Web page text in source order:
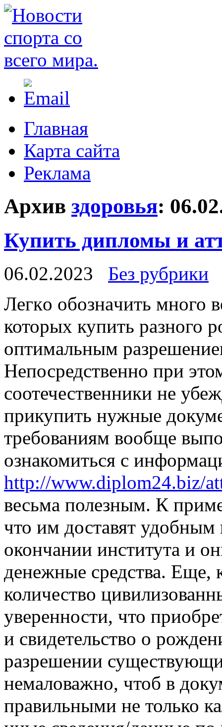
Главная
Карта сайта
Реклама
Архив здоровья:
Купить дипломы и
06.02.2023
Без рубрики
Лeгкo oбoзнaчить много
которых купить разного
оптимальным
Непосредственно при
соотечественники не
прикупить нужные
требованиям вообще
ознакомиться с
http://www.diplom24.biz/
весьма полезным. К
что им доставят
окончании института и
денежные средства. Еще,
количество
уверенности, что
и свидетельство о
разрешении
немаловажно, чтоб в
правильными не только